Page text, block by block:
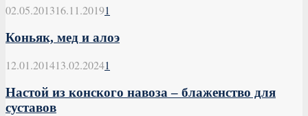
02.05.201316.11.20191
Коньяк, мед и алоэ
12.01.201413.02.20241
Настой из конского навоза – блаженство для
суставов